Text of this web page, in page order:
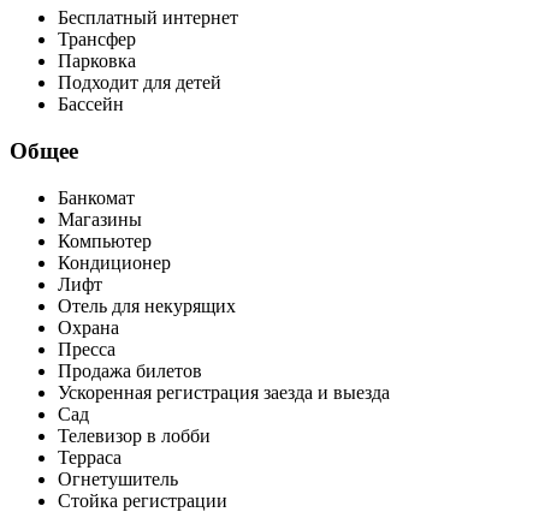
Бесплатный интернет
Трансфер
Парковка
Подходит для детей
Бассейн
Общее
Банкомат
Магазины
Компьютер
Кондиционер
Лифт
Отель для некурящих
Охрана
Пресса
Продажа билетов
Ускоренная регистрация заезда и выезда
Сад
Телевизор в лобби
Терраса
Огнетушитель
Стойка регистрации